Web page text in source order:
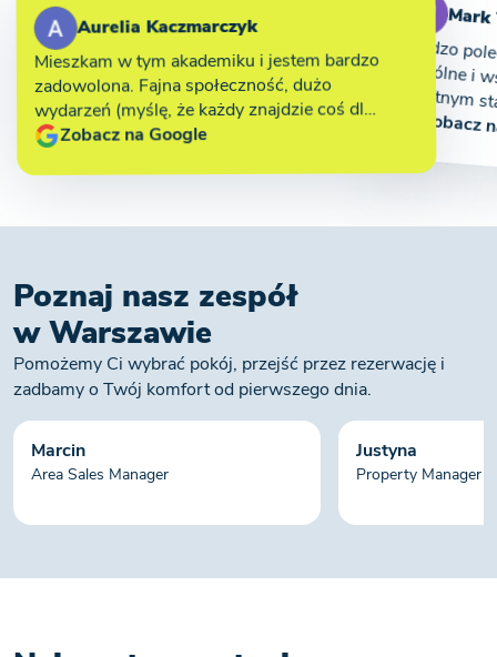
Aurelia Kaczmarczyk
Mieszkam w tym akademiku i jestem bardzo
zadowolona. Fajna społeczność, dużo
wydarzeń (myślę, że każdy znajdzie coś dla
siebie, ja uwielbiam te ze wspólnym
Zobacz na Google
Bardzo polecam ten
i bardzo
Poznaj nasz zespół
w Warszawie
Pomożemy Ci wybrać pokój, przejść przez rezerwację i
zadbamy o Twój komfort od pierwszego dnia.
Marcin
Area Sales Manager
Justyna
Property Manager